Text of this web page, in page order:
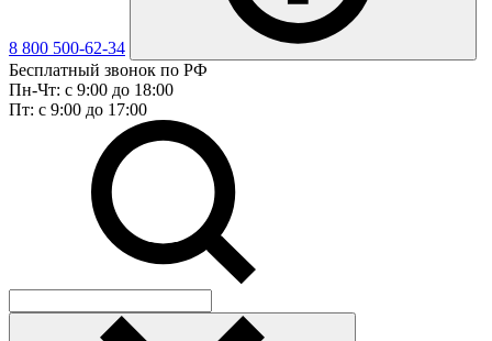
8 800 500-62-34
Бесплатный звонок по РФ
Пн-Чт: с 9:00 до 18:00
Пт: с 9:00 до 17:00